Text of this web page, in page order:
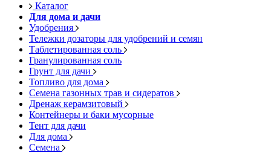
Каталог
Для дома и дачи
Удобрения
Тележки дозаторы для удобрений и семян
Таблетированная соль
Гранулированная соль
Грунт для дачи
Топливо для дома
Семена газонных трав и сидератов
Дренаж керамзитовый
Контейнеры и баки мусорные
Тент для дачи
Для дома
Семена